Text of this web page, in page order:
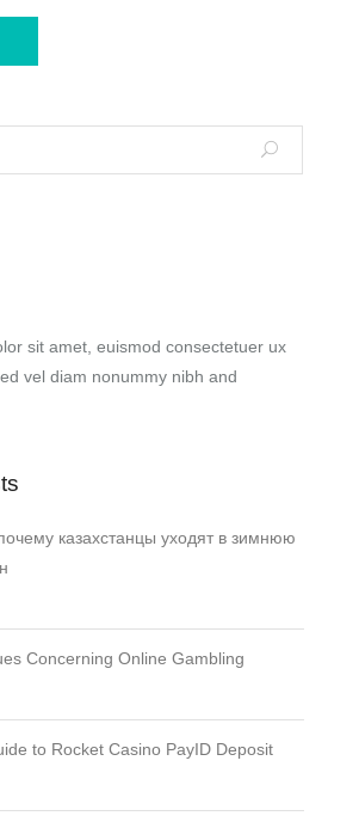
sit amet, euismod consectetuer ux
vel diam nonummy nibh and
казахстанцы уходят в зимнюю
Concerning Online Gambling
to Rocket Casino PayID Deposit